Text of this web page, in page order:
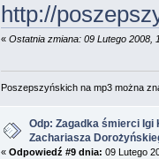
http://
« Ostatnia zmiana: 09 Lutego 2008,
Poszepszyńskich na mp3 można
Odp: Zagadka śmierci
Zachariasza
« Odpowiedź #9 dnia: 09 Lutego